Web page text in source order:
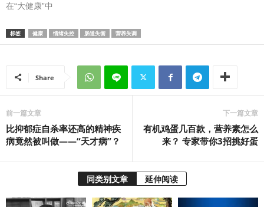
在“大健康”中
标签 健康 情绪失控 肠道失衡 营养失调
Share
前一篇文章
比抑郁症自杀率还高的精神疾
病竟然被叫做——“天才病”？
下一篇文章
有机鸡蛋几百款，营养素怎么
来？ 专家带你3招挑好蛋
同类别文章 延伸阅读